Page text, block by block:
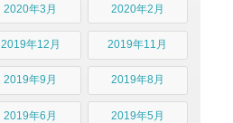
2020年3月 2020年2月
2019年12月 2019年11月
2019年9月 2019年8月
2019年6月 2019年5月